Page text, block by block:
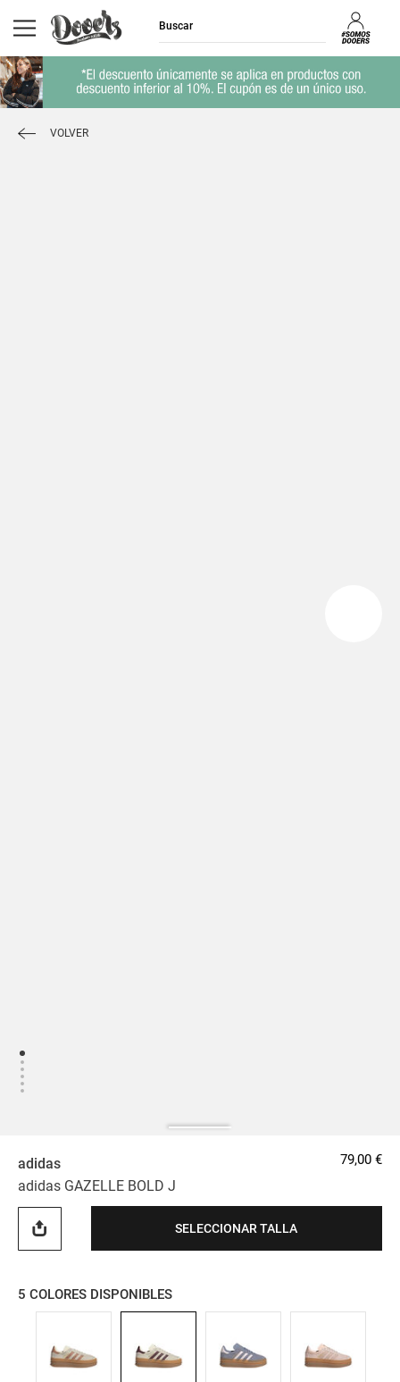
VOLVER
adidas
adidas GAZELLE BOLD J
79,00 €
SELECCIONAR TALLA
5 COLORES DISPONIBLES